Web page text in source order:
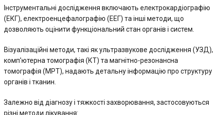
Інструментальні дослідження включають електрокардіографію
(ЕКГ), електроенцефалографію (ЕЕГ) та інші методи, що
дозволяють оцінити функціональний стан органів і систем.
Візуалізаційні методи, такі як ультразвукове дослідження (УЗД),
комп'ютерна томографія (КТ) та магнітно-резонансна
томографія (МРТ), надають детальну інформацію про структуру
органів і тканин.
Залежно від діагнозу і тяжкості захворювання, застосовуються
різні методи лікування: